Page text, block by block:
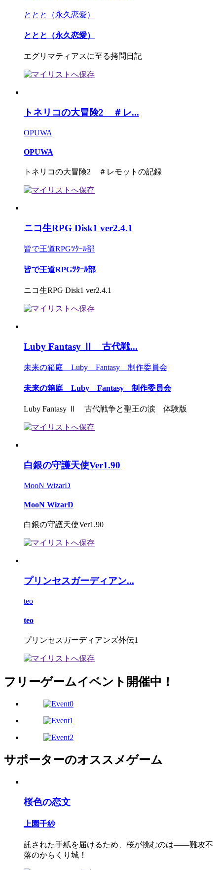
ととと（永久恋愛）
ととと（永久恋愛）
エグリマティアスに至る拷問日記
トネリコの大冒険2 ＃レ...
OPUWA
OPUWA
トネリコの大冒険2 ＃レモットの記録
ニコ生RPG Disk1 ver2.4.1
皆で王道RPGﾂｸｰﾙ部
皆で王道RPGﾂｸｰﾙ部
ニコ生RPG Disk1 ver2.4.1
Luby Fantasy Ⅱ 古代戦...
未来の箱庭 Luby Fantasy 制作委員会
未来の箱庭 Luby Fantasy 制作委員会
Luby Fantasy Ⅱ 古代戦争と聖王の涙 体験版
白銀の守護天使Ver1.90
MooN WizarD
MooN WizarD
白銀の守護天使Ver1.90
プリンセスガーディアン...
teo
teo
プリンセスガーディアンズ外伝1
フリーゲームイベント開催中！
サポーターのオススメゲーム
桜色の恋文
上園千紗
託された手紙を届けるため、桜が挑むのは――難攻不
落のからくり城！